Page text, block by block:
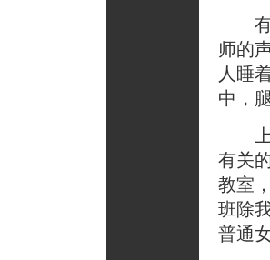
有
师的
人睡
中，
上
有关
教室
班除
普通